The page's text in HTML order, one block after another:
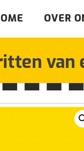
OVER
van